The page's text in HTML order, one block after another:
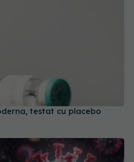
testat cu placebo